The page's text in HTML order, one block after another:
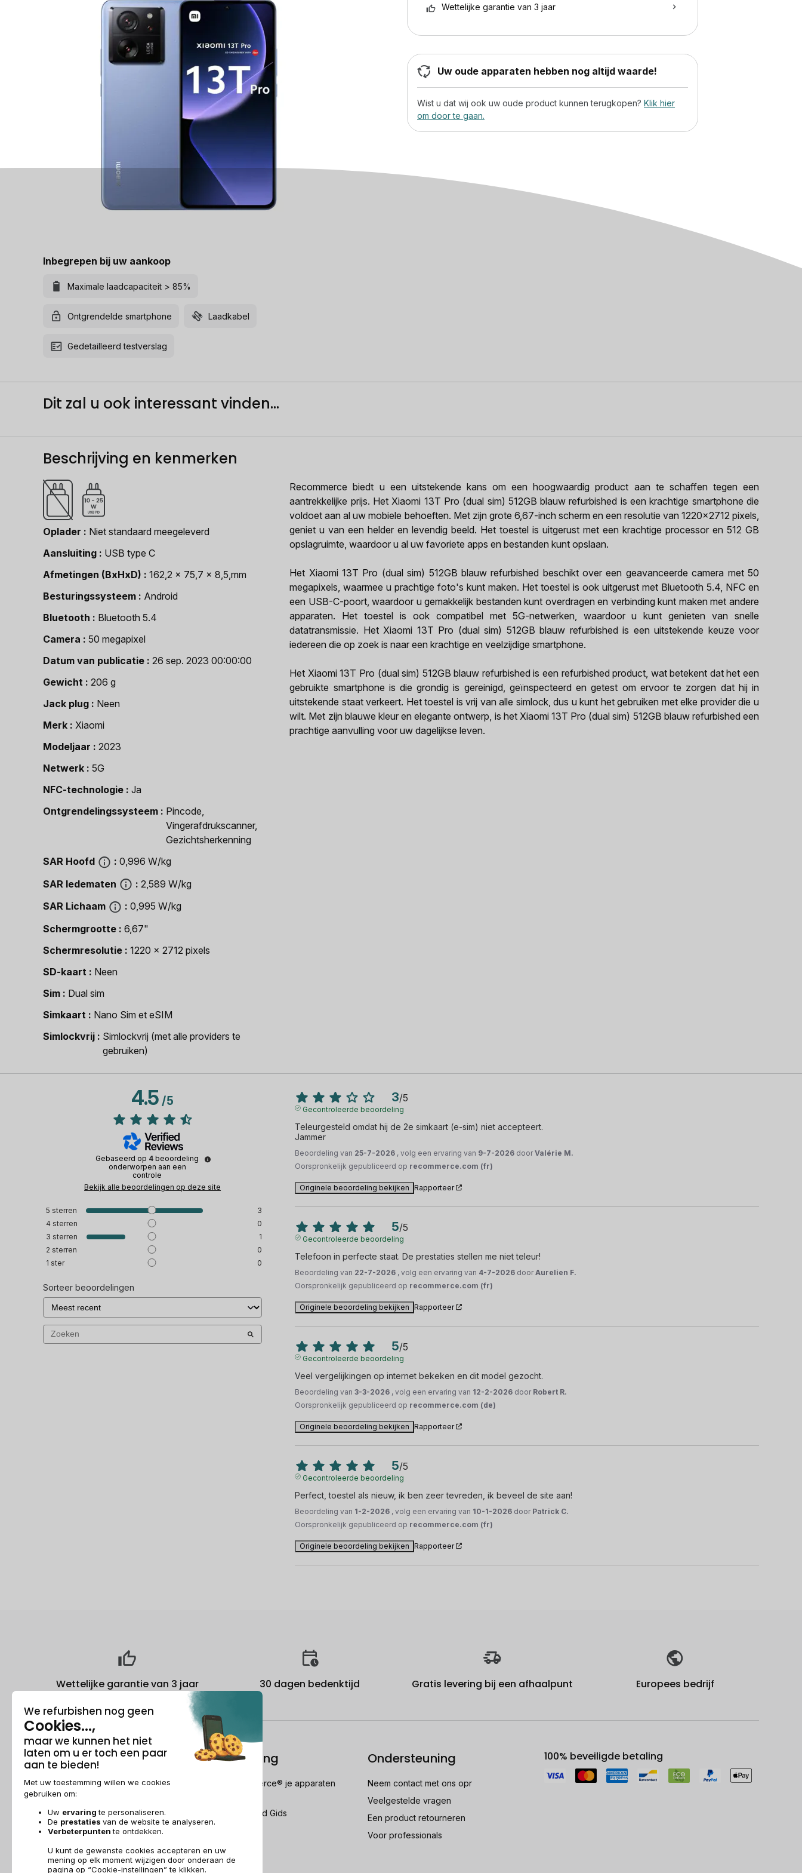
Inbegrepen bij uw aankoop
Maximale laadcapaciteit > 85%
Ontgrendelde smartphone Laadkabel
Gedetailleerd testverslag
Wettelijke garantie van 3 jaar
Uw oude apparaten hebben nog altijd waarde!
Wist u dat wij ook uw oude product kunnen terugkopen? Klik hier
om door te gaan.
Dit zal u ook interessant vinden...
Beschrijving en kenmerken
Oplader
Niet standaard meegeleverd
Aansluiting
USB type C
Afmetingen (BxHxD)
162,2 x 75,7 x 8,5,mm
Besturingssysteem
Android
Bluetooth
Bluetooth 5.4
Camera
50 megapixel
Datum van publicatie
26 sep. 2023 00:00:00
Gewicht
206 g
Jack plug
Neen
Merk
Xiaomi
Modeljaar
2023
Netwerk
5G
NFC-technologie
Ja
Ontgrendelingssysteem
Pincode,
Vingerafdrukscanner,
Gezichtsherkenning
SAR Hoofd
0,996 W/kg
SAR ledematen
2,589 W/kg
SAR Lichaam
0,995 W/kg
Schermgrootte
6,67"
Schermresolutie
1220 x 2712 pixels
SD-kaart
Neen
Sim
Dual sim
Simkaart
Nano Sim et eSIM
Simlockvrij
Simlockvrij (met alle providers te
gebruiken)
Recommerce biedt u een uitstekende kans om een hoogwaardig product aan te schaffen tegen een
aantrekkelijke prijs. Het Xiaomi 13T Pro (dual sim) 512GB blauw refurbished is een krachtige smartphone die
voldoet aan al uw mobiele behoeften. Met zijn grote 6,67-inch scherm en een resolutie van 1220x2712 pixels,
geniet u van een helder en levendig beeld. Het toestel is uitgerust met een krachtige processor en 512 GB
opslagruimte, waardoor u al uw favoriete apps en bestanden kunt opslaan.
Het Xiaomi 13T Pro (dual sim) 512GB blauw refurbished beschikt over een geavanceerde camera met 50
megapixels, waarmee u prachtige foto's kunt maken. Het toestel is ook uitgerust met Bluetooth 5.4, NFC en
een USB-C-poort, waardoor u gemakkelijk bestanden kunt overdragen en verbinding kunt maken met andere
apparaten. Het toestel is ook compatibel met 5G-netwerken, waardoor u kunt genieten van snelle
datatransmissie. Het Xiaomi 13T Pro (dual sim) 512GB blauw refurbished is een uitstekende keuze voor
iedereen die op zoek is naar een krachtige en veelzijdige smartphone.
Het Xiaomi 13T Pro (dual sim) 512GB blauw refurbished is een refurbished product, wat betekent dat het een
gebruikte smartphone is die grondig is gereinigd, geïnspecteerd en getest om ervoor te zorgen dat hij in
uitstekende staat verkeert. Het toestel is vrij van alle simlock, dus u kunt het gebruiken met elke provider die u
wilt. Met zijn blauwe kleur en elegante ontwerp, is het Xiaomi 13T Pro (dual sim) 512GB blauw refurbished een
prachtige aanvulling voor uw dagelijkse leven.
4.5/5
Gebaseerd op 4 beoordeling
onderworpen aan een
controle
Bekijk alle beoordelingen op deze site
5 sterren
3
4 sterren
0
3 sterren
1
2 sterren
0
1 ster 0
Sorteer beoordelingen
3/5
Gecontroleerde beoordeling
Teleurgesteld omdat hij de 2e simkaart (e-sim) niet accepteert.
Jammer
Beoordeling van 25-7-2026 , volg een ervaring van 9-7-2026 doorValérie M.
Oorspronkelijk gepubliceerd op recommerce.com (fr)
Originele beoordeling bekijken Rapporteer
5/5
Gecontroleerde beoordeling
Telefoon in perfecte staat. De prestaties stellen me niet teleur!
Beoordeling van 22-7-2026 , volg een ervaring van 4-7-2026 doorAurelien F.
Oorspronkelijk gepubliceerd op recommerce.com (fr)
Originele beoordeling bekijken Rapporteer
5/5
Gecontroleerde beoordeling
Veel vergelijkingen op internet bekeken en dit model gezocht.
Beoordeling van3-3-2026 , volg een ervaring van 12-2-2026 door Robert R.
Oorspronkelijk gepubliceerd op recommerce.com (de)
Originele beoordeling bekijken Rapporteer
5/5
Gecontroleerde beoordeling
Perfect, toestel als nieuw, ik ben zeer tevreden, ik beveel de site aan!
Beoordeling van 1-2-2026 , volg een ervaring van 10-1-2026 door Patrick C.
Oorspronkelijk gepubliceerd op recommerce.com (fr)
Originele beoordeling bekijken Rapporteer
Wettelijke garantie van 3 jaar 30 dagen bedenktijd Gratis levering bij een afhaalpunt Europees bedrijf
Over ons
Wie is Recommerce®?
Dit wordt over ons gezegd
Recommerce Group
Aanwerving
Refurbishing
Hoe Recommerce® je apparaten
De Refurbished Gids
Ondersteuning
Neem contact met ons opr
Veelgestelde vragen
Een product retourneren
Voor professionals
100% beveiligde betaling